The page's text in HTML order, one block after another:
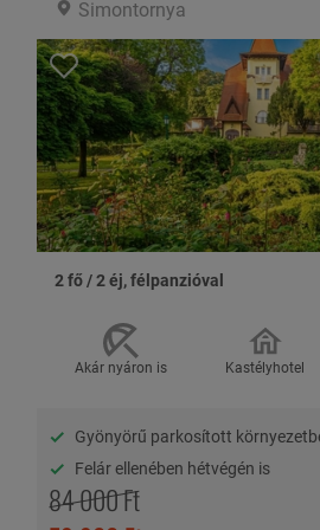
Az Utazási szerződés megkötését az
összeg befizetésével kezdeményezheti.
legkésőbb indulás előtt 30 nappal kell
szervezőjének a Szallas Group Zrt.-nek
foglalásod díjmentesen lemondhatod
megelőző 31 napon túl.
Fizetési lehetőségek:
Az ajánlatban szereplőtől eltérő
tudunk bővebb tájékoztatást adni. A
árai tájékoztató jellegűek. Az árváltozás
SZÁLLÁSHELY BEMUTATÁSA
Simontornya
2 fő / 2 éj, félpanzióval
Akár nyáron is Kastélyhotel
Gyönyörű parkosított
Felár ellenében hétvégén is
84 000 Ft